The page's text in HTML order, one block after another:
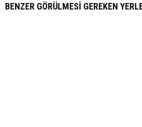
BENZER GÖRÜLMESI GEREKEN